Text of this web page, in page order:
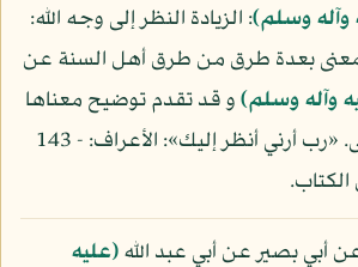
وآله وسلم): الزيادة النظر إلى وجه الله:
بعدة طرق من طرق أهل السنة عن
وآله وسلم)و قد تقدم توضيح معناها
في تفسير قوله تعالى. «رب أرني أنظر إليك»: الأعراف: - 143
عن أبي بصير عن أبي عبد الله(عليه